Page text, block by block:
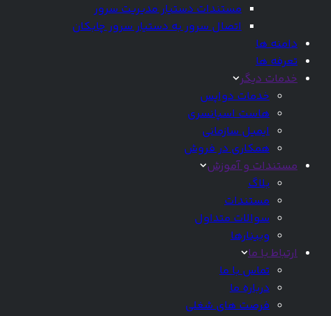
مستندات دستیار مدیریت سرور
اتصال سرور به دستیار سرور چابکان
دامنه ها
تعرفه ها
خدمات دیگر
خدمات دواپس
هاست اسپانسری
ایمیل سازمانی
همکاری در فروش
مستندات و آموزش
بلاگ
مستندات
سوالات متداول
وبینارها
ارتباط با ما
تماس با ما
درباره ما
فرصت های شغلی